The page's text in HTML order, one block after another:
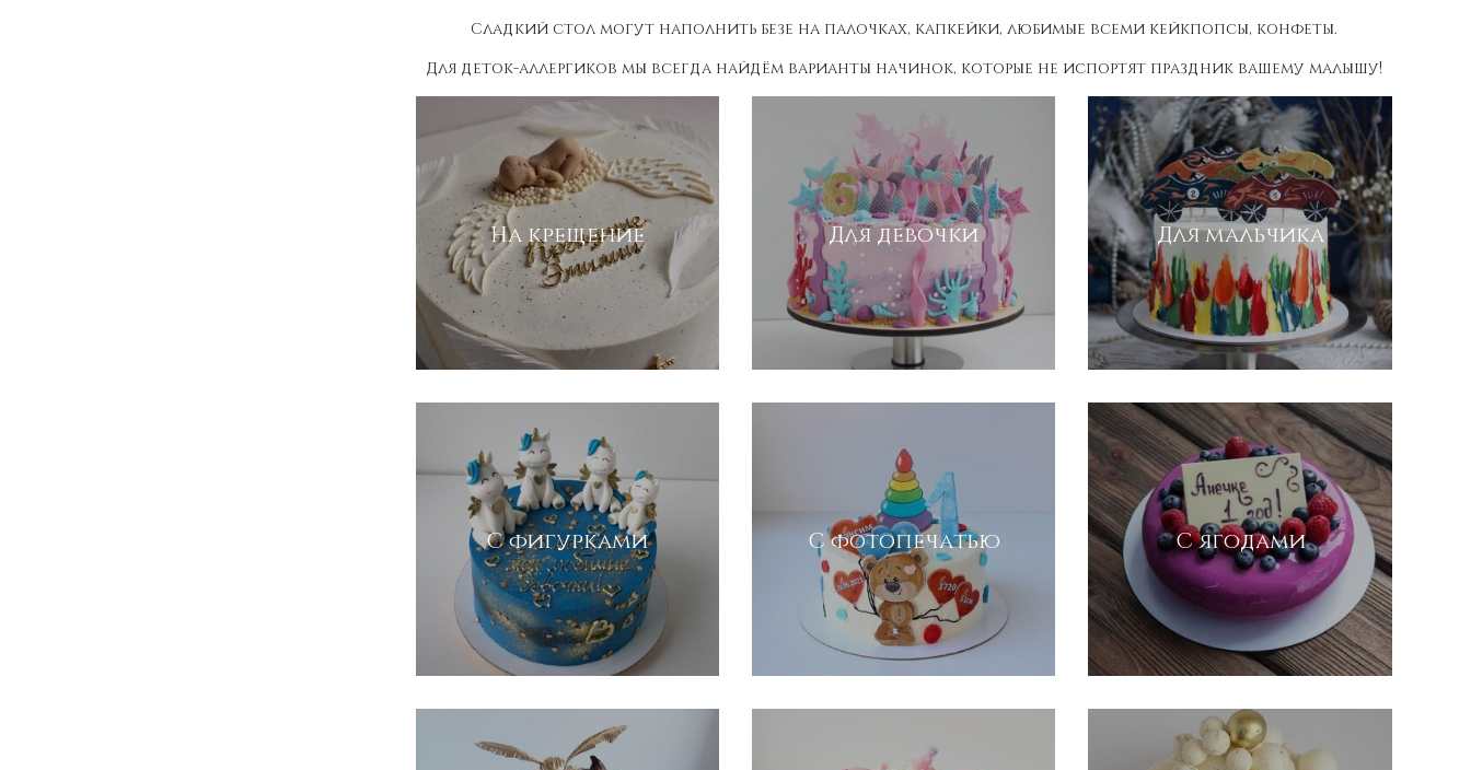
Сладкий стол могут наполнить безе на палочках, капкейки, любимые всеми кейкпопсы, конфеты.
Для деток-аллергиков мы всегда найдём варианты начинок, которые не испортят праздник вашему малышу!
На крещение Для девочки Для мальчика
С фигурками С фотопечатью С ягодами